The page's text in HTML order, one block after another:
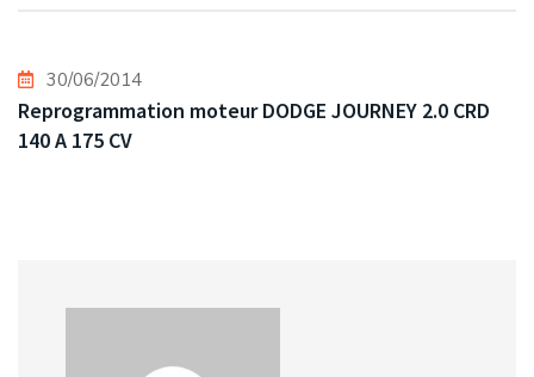
30/06/2014
Reprogrammation moteur DODGE JOURNEY 2.0 CRD
140 A 175 CV